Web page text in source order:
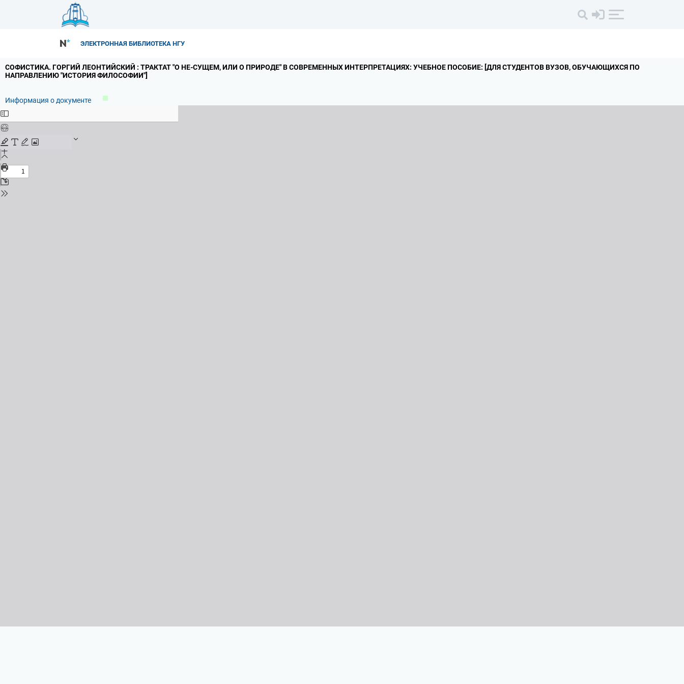
ЭЛЕКТРОННАЯ БИБЛИОТЕКА НГУ
СОФИСТИКА. ГОРГИЙ ЛЕОНТИЙСКИЙ : ТРАКТАТ "О НЕ-СУЩЕМ,ИЛИ О ПРИРОДЕ" В СОВРЕМЕННЫХ ИНТЕРПРЕТАЦИЯХ: УЧЕБНОЕ ПОСОБИЕ: [ДЛЯ СТУДЕНТОВ ВУЗОВ,ОБУЧАЮЩИХСЯ ПО
НАПРАВЛЕНИЮ "ИСТОРИЯ ФИЛОСОФИИ"]
Информация о документе